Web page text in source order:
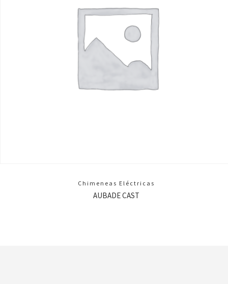
Chimeneas Eléctricas
AUBADE CAST